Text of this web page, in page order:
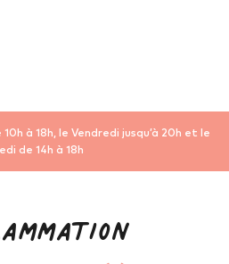
à 18h, le Vendredi jusqu’à 20h et le
de 14h à 18h